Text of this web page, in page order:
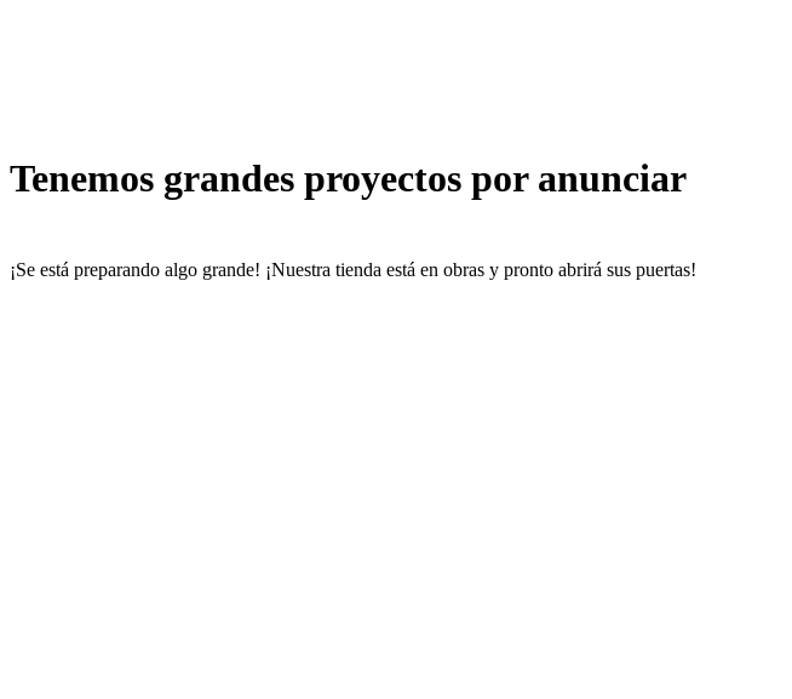
Tenemos grandes proyectos por anunciar
¡Se está preparando algo grande! ¡Nuestra tienda está en obras y pronto abrirá sus puertas!